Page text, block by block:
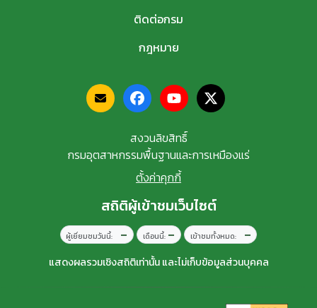
ติดต่อกรม
กฎหมาย
สงวนลิขสิทธิ์
กรมอุตสาหกรรมพื้นฐานและการเหมืองแร่
ตั้งค่าคุกกี้
สถิติผู้เข้าชมเว็บไซต์
ผู้เยี่ยมชมวันนี้: – เดือนนี้: – เข้าชมทั้งหมด: –
แสดงผลรวมเชิงสถิติเท่านั้น และไม่เก็บข้อมูลส่วนบุคคล